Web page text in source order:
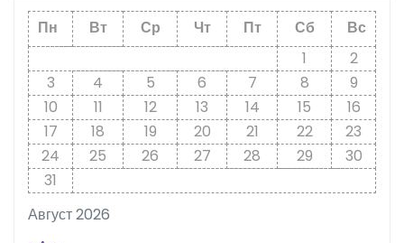
Август 2026
Пн Вт Ср Чт Пт Сб
Вс
1
2
3
4 5 6 7 8
9
10
11 12 13 14 15
16
17
18 19 20 21 22
23
24
25 26 27 28 29
30
31